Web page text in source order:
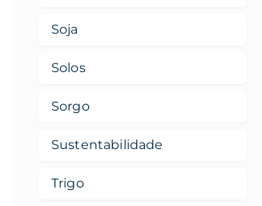
Soja
Solos
Sorgo
Sustentabilidade
Trigo